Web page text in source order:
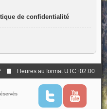
de confidentialité
Heures au format UTC+02:00
T
Y